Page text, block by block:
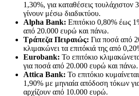
1,30%, για καταθέσεις
γίνουν μέσω διαδικτύου.
Alpha Bank: Επιτόκιο 0,80% έως
από 20.000 ευρώ και πάνω.
Τράπεζα Πειραιώς: Για ποσά από
κλιμακώνει τα επιτόκιά της από
Eurobank: Το επιτόκιο
για ποσά από 20.000 ευρώ και πάνω.
Attica Bank: Το επιτόκιο
1,90% με μηνιαία απόδοση τόκων
αρχίζουν από 10.000 ευρώ.